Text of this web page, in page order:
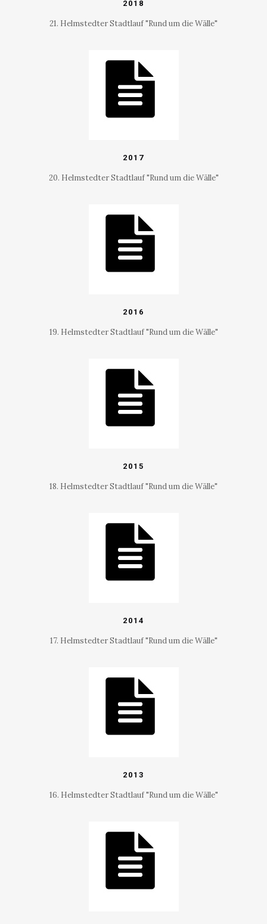
2018
21. Helmstedter Stadtlauf "Rund um die Wälle"
2017
20. Helmstedter Stadtlauf "Rund um die Wälle"
2016
19. Helmstedter Stadtlauf "Rund um die Wälle"
2015
18. Helmstedter Stadtlauf "Rund um die Wälle"
2014
17. Helmstedter Stadtlauf "Rund um die Wälle"
2013
16. Helmstedter Stadtlauf "Rund um die Wälle"